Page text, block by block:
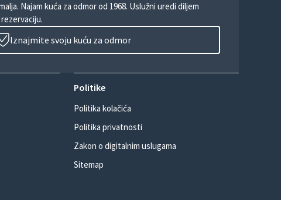
Najam kuća za odmor od 1968. Uslužni uredi diljem
Iznajmite svoju kuću za odmor
Politike
Politika kolačića
Politika privatnosti
Zakon o digitalnim uslugama
Sitemap